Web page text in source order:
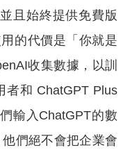
且始終提供免費版
的代價是「你就是
收集數據，以訓
者和 ChatGPT Plus
輸入ChatGPT的數
們絕不會把企業會